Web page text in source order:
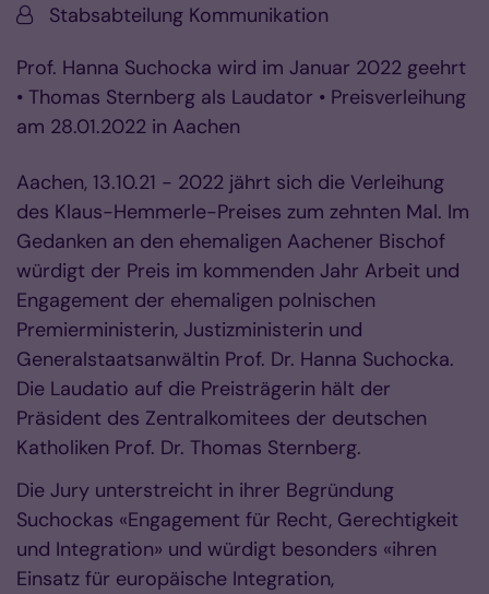
Von:Stabsabteilung Kommunikation
Prof. Hanna Suchocka wird im Januar 2022 geehrt
• Thomas Sternberg als Laudator • Preisverleihung
am 28.01.2022 in Aachen
Aachen, 13.10.21 - 2022 jährt sich die Verleihung
des Klaus-Hemmerle-Preises zum zehnten Mal. Im
Gedanken an den ehemaligen Aachener Bischof
würdigt der Preis im kommenden Jahr Arbeit und
Engagement der ehemaligen polnischen
Premierministerin, Justizministerin und
Generalstaatsanwältin Prof. Dr. Hanna Suchocka.
Die Laudatio auf die Preisträgerin hält der
Präsident des Zentralkomitees der deutschen
Katholiken Prof. Dr. Thomas Sternberg.
Die Jury unterstreicht in ihrer Begründung
Suchockas «Engagement für Recht, Gerechtigkeit
und Integration» und würdigt besonders «ihren
Einsatz für europäische Integration,